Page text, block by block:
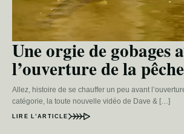
Une orgie de gobages
l’ouverture de la
Allez, histoire de se chauffer un peu avant
catégorie, la toute nouvelle vidéo de Dave & […]
LIRE L’ARTICLE